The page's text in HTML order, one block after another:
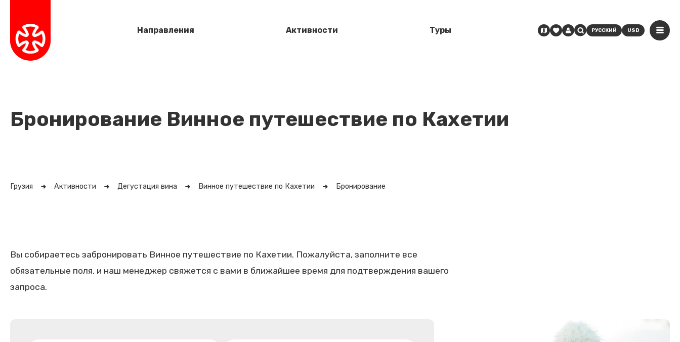
Направления Активности Туры РУССКИЙ USD
Бронирование Винное путешествие по Кахетии
Грузия Активности Дегустация вина Винное путешествие по Кахетии Бронирование
Вы собираетесь забронировать Винное путешествие по Кахетии. Пожалуйста, заполните все
обязательные поля, и наш менеджер свяжется с вами в ближайшее время для подтверждения вашего
запроса.